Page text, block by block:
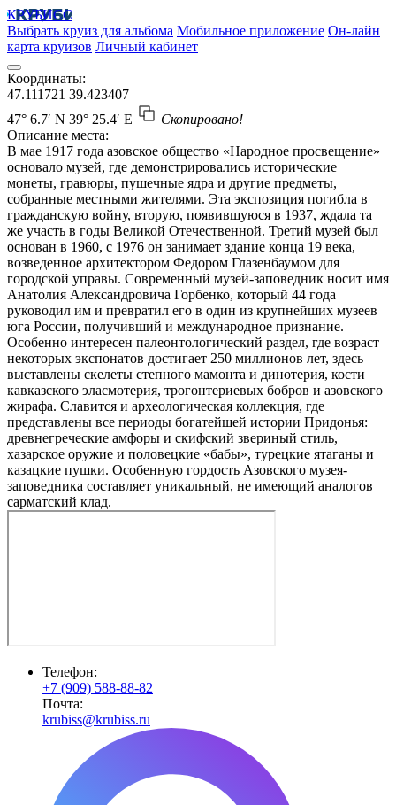
КРУБИСС
Выбрать круиз для альбома Мобильное приложение Он-лайн
карта круизов Личный кабинет
Координаты:
47.111721 39.423407
47° 6.7′ N 39° 25.4′ E
Скопировано!
Описание места:
В мае 1917 года азовское общество «Народное просвещение»
основало музей, где демонстрировались исторические
монеты, гравюры, пушечные ядра и другие предметы,
собранные местными жителями. Эта экспозиция погибла в
гражданскую войну, вторую, появившуюся в 1937, ждала та
же участь в годы Великой Отечественной. Третий музей был
основан в 1960, с 1976 он занимает здание конца 19 века,
возведенное архитектором Федором Глазенбаумом для
городской управы. Современный музей-заповедник носит имя
Анатолия Александровича Горбенко, который 44 года
руководил им и превратил его в один из крупнейших музеев
юга России, получивший и международное признание.
Особенно интересен палеонтологический раздел, где возраст
некоторых экспонатов достигает 250 миллионов лет, здесь
выставлены скелеты степного мамонта и динотерия, кости
кавказского эласмотерия, трогонтериевых бобров и азовского
жирафа. Славится и археологическая коллекция, где
представлены все периоды богатейшей истории Придонья:
древнегреческие амфоры и скифский звериный стиль,
хазарское оружие и половецкие «бабы», турецкие ятаганы и
казацкие пушки. Особенную гордость Азовского музея-
заповедника составляет уникальный, не имеющий аналогов
сарматский клад.
Телефон:
+7 (909) 588-88-82
Почта:
krubiss@krubiss.ru